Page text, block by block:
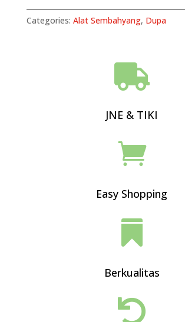
Categories: Alat Sembahyang, Dupa

JNE & TIKI

Easy Shopping

Berkualitas
